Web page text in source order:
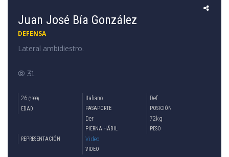
Juan José Bía González
DEFENSA
Lateral ambidiestro.
31
26 (1999)
EDAD
Italiano
PASAPORTE
Def
POSICIÓN
Der
PIERNA HÁBIL
72kg
PESO
REPRESENTACIÓN
Video
VIDEO